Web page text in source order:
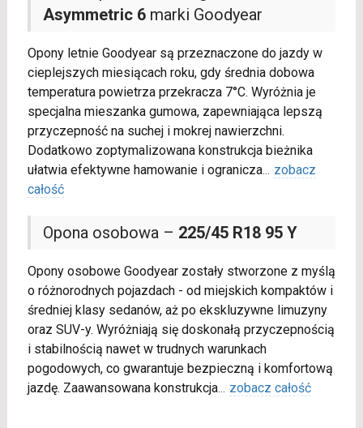
Asymmetric 6marki Goodyear
Opony letnie Goodyear są przeznaczone do jazdy w
cieplejszych miesiącach roku, gdy średnia dobowa
temperatura powietrza przekracza 7°C. Wyróżnia je
specjalna mieszanka gumowa, zapewniająca lepszą
przyczepność na suchej i mokrej nawierzchni.
Dodatkowo zoptymalizowana konstrukcja bieżnika
ułatwia efektywne hamowanie i ogranicza... zobacz
całość
Opona osobowa – 225/45 R18 95 Y
Opony osobowe Goodyear zostały stworzone z myślą
o różnorodnych pojazdach - od miejskich kompaktów i
średniej klasy sedanów, aż po ekskluzywne limuzyny
oraz SUV-y. Wyróżniają się doskonałą przyczepnością
i stabilnością nawet w trudnych warunkach
pogodowych, co gwarantuje bezpieczną i komfortową
jazdę. Zaawansowana konstrukcja... zobacz całość